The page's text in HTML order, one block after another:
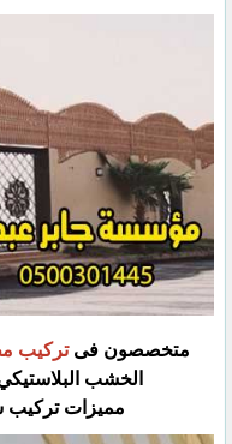
متخصصون فىتركيب
الخشب
مميزات تركيب